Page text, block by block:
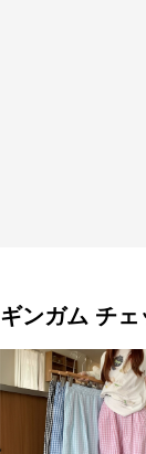
ギンガム チェ